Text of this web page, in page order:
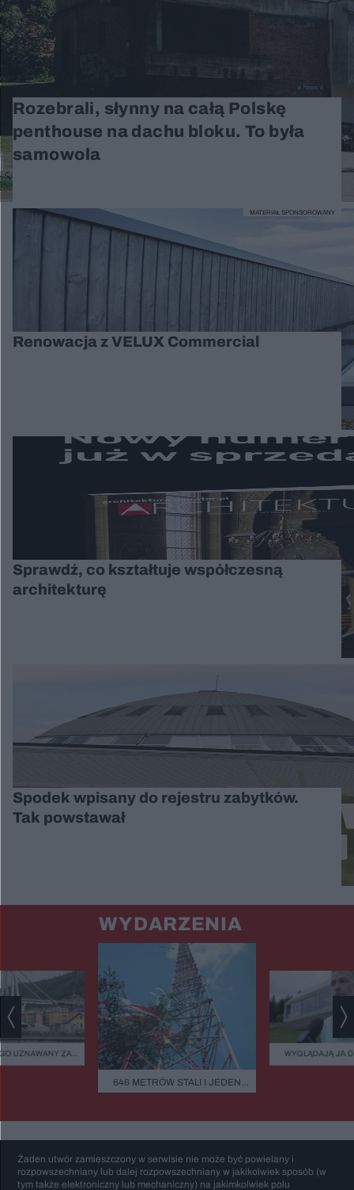
Rozebrali, słynny na całą Polskę
penthouse na dachu bloku. To była
samowola
Renowacja z VELUX Commercial
MATERIAŁ SPONSOROWANY
Sprawdź, co kształtuje współczesną
architekturę
Spodek wpisany do rejestru zabytków.
Tak powstawał
WYDARZENIA
UZNAWANY ZA
MOST
646 METRÓW STALI I JEDEN
BŁĄD - "POWALIŁA GO LUDZKA
WYGLĄDAJĄ JA
ZIELEŃ, KAMIEŃ.
Żaden utwór zamieszczony w serwisie nie może być powielany i
rozpowszechniany lub dalej rozpowszechniany w jakikolwiek sposób (w
tym także elektroniczny lub mechaniczny) na jakimkolwiek polu